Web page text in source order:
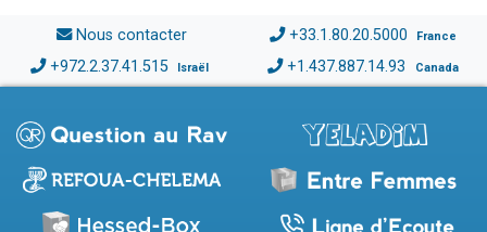
Nous contacter +33.1.80.20.5000 France
+972.2.37.41.515 Israël +1.437.887.14.93 Canada